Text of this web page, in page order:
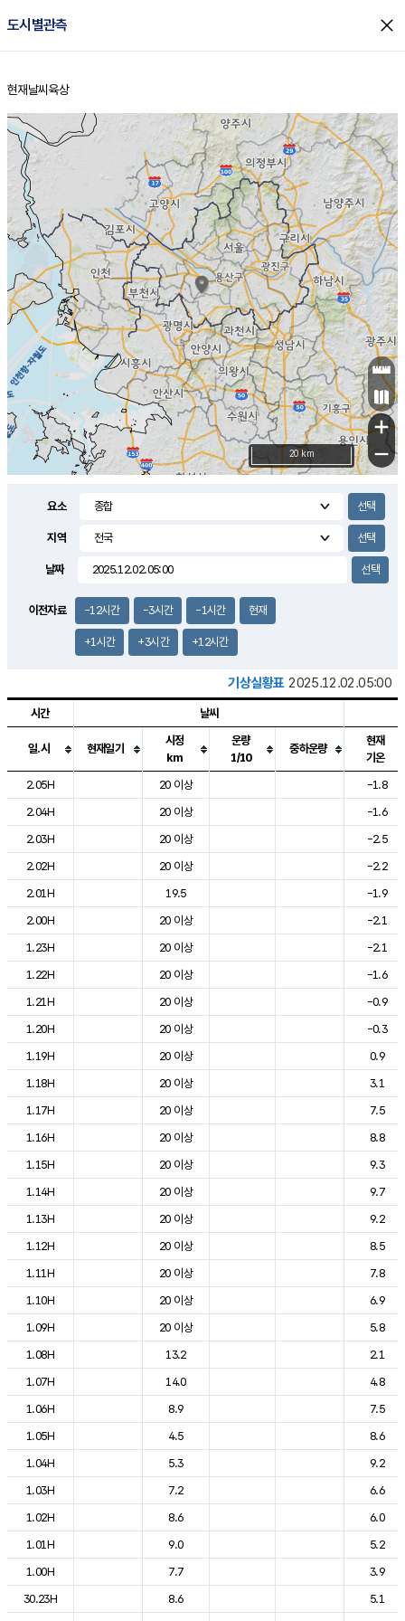
도시별관측 close
홈
현재날씨 육상
+
−
20 km
요소
지역
날짜
이전자료 -12시간 -3시간 -1시간 현재
+1시간 +3시간 +12시간
기상실황표 2025.12.02.05:00
도시별 기상실황표로 지점, 날씨, 기온, 강수, 바람, 기압등을 안내한 표입
시간 날씨
일.시 현재일기
시정
km
운량
1/10
중하운량
현재
기온
2.05H
20 이상
-1.8
2.04H
20 이상
-1.6
2.03H
20 이상
-2.5
2.02H
20 이상
-2.2
2.01H
19.5
-1.9
2.00H
20 이상
-2.1
1.23H
20 이상
-2.1
1.22H
20 이상
-1.6
1.21H
20 이상
-0.9
1.20H
20 이상
-0.3
1.19H
20 이상
0.9
1.18H
20 이상
3.1
1.17H
20 이상
7.5
1.16H
20 이상
8.8
1.15H
20 이상
9.3
1.14H
20 이상
9.7
1.13H
20 이상
9.2
1.12H
20 이상
8.5
1.11H
20 이상
7.8
1.10H
20 이상
6.9
1.09H
20 이상
5.8
1.08H
13.2
2.1
1.07H
14.0
4.8
1.06H
8.9
7.5
1.05H
4.5
8.6
1.04H
5.3
9.2
1.03H
7.2
6.6
1.02H
8.6
6.0
1.01H
9.0
5.2
1.00H
7.7
3.9
30.23H
8.6
5.1